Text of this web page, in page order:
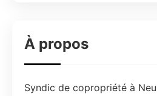
À propos
Syndic de copropriété à